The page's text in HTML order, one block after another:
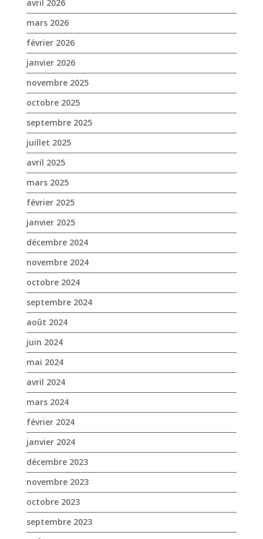
octobre 2025
septembre 2025
juillet 2025
avril 2025
mars 2025
février 2025
janvier 2025
décembre 2024
novembre 2024
octobre 2024
septembre 2024
août 2024
juin 2024
mai 2024
avril 2024
mars 2024
février 2024
janvier 2024
décembre 2023
novembre 2023
octobre 2023
septembre 2023
août 2023
juin 2023
mai 2023
avril 2023
mars 2023